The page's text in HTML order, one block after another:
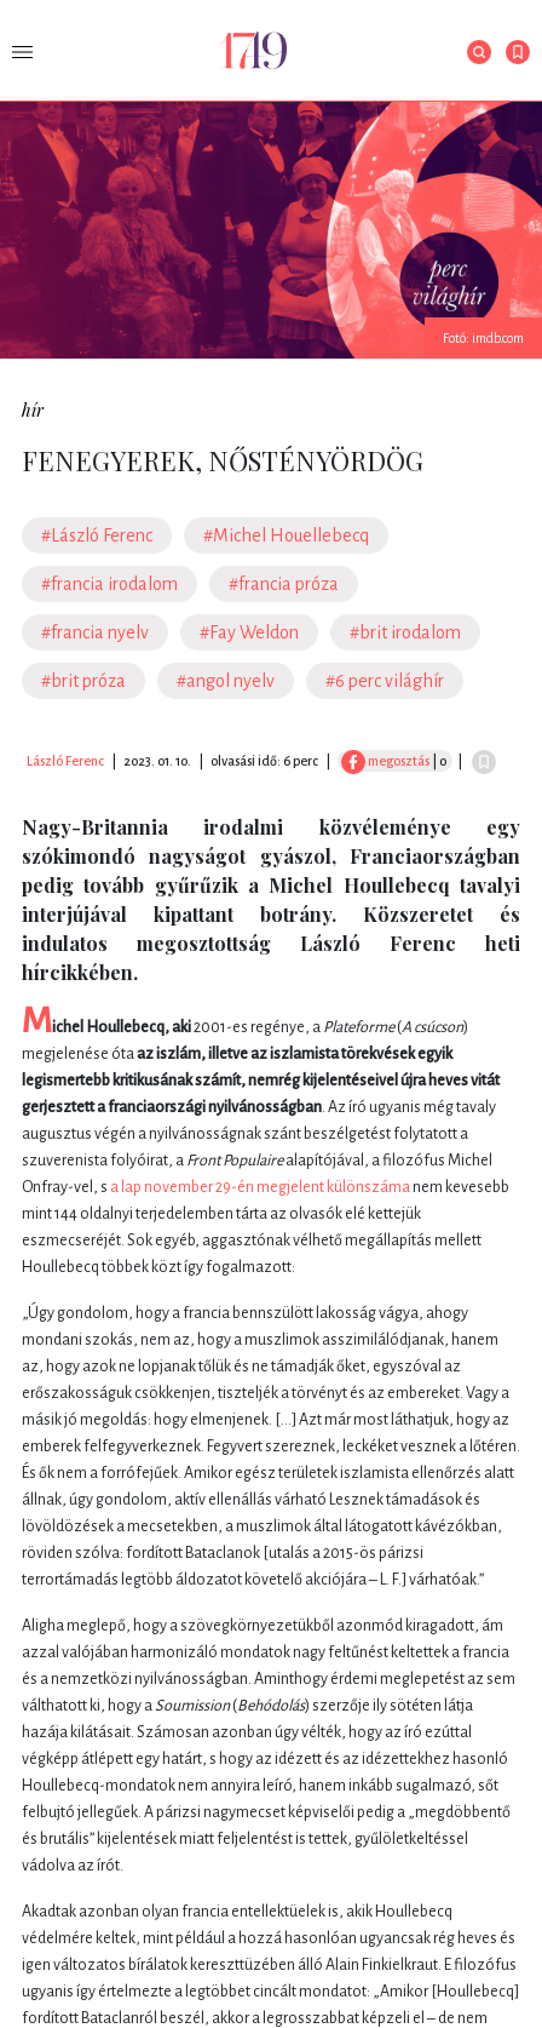
Fotó: imdb.com
hír
FENEGYEREK, NŐSTÉNYÖRDÖG
#László Ferenc #Michel Houellebecq
#francia irodalom #francia próza
#francia nyelv #Fay Weldon #brit irodalom
#brit próza #angol nyelv #6 perc világhír
László Ferenc 2023. 01. 10. olvasási idő: 6 perc megosztás | 0
Nagy-Britannia irodalmi közvéleménye egy
szókimondó nagyságot gyászol, Franciaországban
pedig tovább gyűrűzik a Michel Houllebecq tavalyi
interjújával kipattant botrány. Közszeretet és
indulatos megosztottság László Ferenc heti
hírcikkében.
Michel Houllebecq, aki2001-es regénye, a Plateforme(A csúcson)
megjelenése ótaaz iszlám, illetve az iszlamista törekvések egyik
legismertebb kritikusának számít, nemrég kijelentéseivel újra heves vitát
gerjesztett a franciaországi nyilvánosságban. Az író ugyanis még tavaly
augusztus végén a nyilvánosságnak szánt beszélgetést folytatott a
szuverenista folyóirat, a Front Populairealapítójával, a filozófus Michel
Onfray-vel, s a lap november 29-én megjelent különszámanem kevesebb
mint 144 oldalnyi terjedelemben tárta az olvasók elé kettejük
eszmecseréjét. Sok egyéb, aggasztónak vélhető megállapítás mellett
Houllebecq többek közt így fogalmazott:
„Úgy gondolom, hogy a francia bennszülött lakosság vágya, ahogy
mondani szokás, nem az, hogy a muszlimok asszimilálódjanak, hanem
az, hogy azok ne lopjanak tőlük és ne támadják őket, egyszóval az
erőszakosságuk csökkenjen, tiszteljék a törvényt és az embereket. Vagy a
másik jó megoldás: hogy elmenjenek. […] Azt már most láthatjuk, hogy az
emberek felfegyverkeznek. Fegyvert szereznek, leckéket vesznek a lőtéren.
És ők nem a forrófejűek. Amikor egész területek iszlamista ellenőrzés alatt
állnak, úgy gondolom, aktív ellenállás várható Lesznek támadások és
lövöldözések a mecsetekben, a muszlimok által látogatott kávézókban,
röviden szólva: fordított Bataclanok [utalás a 2015-ös párizsi
terrortámadás legtöbb áldozatot követelő akciójára – L. F.] várhatóak.”
Aligha meglepő, hogy a szövegkörnyezetükből azonmód kiragadott, ám
azzal valójában harmonizáló mondatok nagy feltűnést keltettek a francia
és a nemzetközi nyilvánosságban. Aminthogy érdemi meglepetést az sem
válthatott ki, hogy a Soumission(Behódolás) szerzője ily sötéten látja
hazája kilátásait. Számosan azonban úgy vélték, hogy az író ezúttal
végképp átlépett egy határt, s hogy az idézett és az idézettekhez hasonló
Houllebecq-mondatok nem annyira leíró, hanem inkább sugalmazó, sőt
felbujtó jellegűek. A párizsi nagymecset képviselői pedig a „megdöbbentő
és brutális” kijelentések miatt feljelentést is tettek, gyűlöletkeltéssel
vádolva az írót.
Akadtak azonban olyan francia entellektüelek is, akik Houllebecq
védelmére keltek, mint például a hozzá hasonlóan ugyancsak rég heves és
igen változatos bírálatok kereszttüzében álló Alain Finkielkraut. E filozófus
ugyanis így értelmezte a legtöbbet cincált mondatot: „Amikor [Houllebecq]
fordított Bataclanról beszél, akkor a legrosszabbat képzeli el – de nem